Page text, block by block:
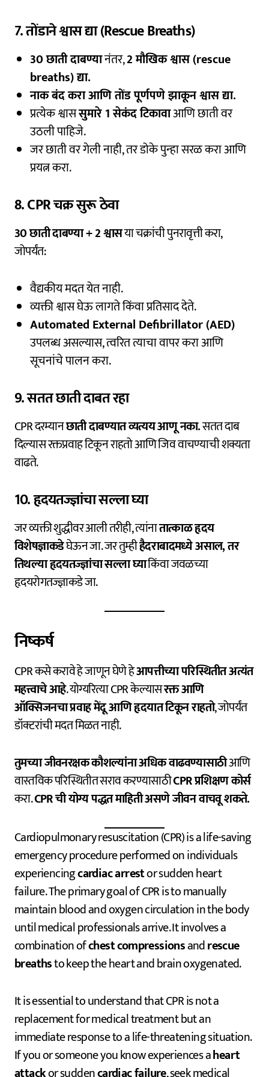
7. तोंडाने श्वास द्या (Rescue Breaths)
30 छाती दाबण्यानंतर,2 मौखिक श्वास (rescue
breaths) द्या.
नाक बंद करा आणि तोंड पूर्णपणे झाकून श्वास द्या.
प्रत्येक श्वाससुमारे 1 सेकंद टिकावाआणि छाती वर
उठली पाहिजे.
जर छाती वर गेली नाही, तर डोके पुन्हा सरळ करा आणि
प्रयत्न करा.
8. CPR चक्र सुरू ठेवा
30 छाती दाबण्या + 2 श्वासया चक्रांची पुनरावृत्ती करा,
जोपर्यंत:
वैद्यकीय मदत येत नाही.
व्यक्ती श्वास घेऊ लागते किंवा प्रतिसाद देते.
Automated External Defibrillator (AED)
उपलब्ध असल्यास, त्वरित त्याचा वापर करा आणि
सूचनांचे पालन करा.
9. सतत छाती दाबत रहा
CPR दरम्यानछाती दाबण्यात व्यत्यय आणू नका.सतत दाब
दिल्यास रक्तप्रवाह टिकून राहतो आणि जिव वाचण्याची शक्यता
वाढते.
10. हृदयतज्ज्ञांचा सल्ला घ्या
जर व्यक्ती शुद्धीवर आली तरीही, त्यांनातात्काळ हृदय
विशेषज्ञाकडेघेऊन जा. जर तुम्हीहैदराबादमध्ये असाल, तर
तिथल्या हृदयतज्ज्ञांचा सल्ला घ्याकिंवा जवळच्या
हृदयरोगतज्ज्ञाकडे जा.
निष्कर्ष
CPR कसे करावे हे जाणून घेणे हेआपत्तीच्या परिस्थितीत अत्यंत
महत्त्वाचे आहे. योग्यरित्या CPR केल्यासरक्त आणि
ऑक्सिजनचा प्रवाह मेंदू आणि हृदयात टिकून राहतो, जोपर्यंत
डॉक्टरांची मदत मिळत नाही.
तुमच्या जीवनरक्षक कौशल्यांना अधिक वाढवण्यासाठीआणि
वास्तविक परिस्थितीत सराव करण्यासाठीCPR प्रशिक्षण कोर्स
करा.CPR ची योग्य पद्धत माहिती असणे जीवन वाचवू शकते.
Cardiopulmonary resuscitation (CPR) is a life-saving
emergency procedure performed on individuals
experiencingcardiac arrestor sudden heart
failure. The primary goal of CPR is to manually
maintain blood and oxygen circulation in the body
until medical professionals arrive. It involves a
combination ofchest compressionsandrescue
breathsto keep the heart and brain oxygenated.
It is essential to understand that CPR is not a
replacement for medical treatment but an
immediate response to a life-threatening situation.
If you or someone you know experiences aheart